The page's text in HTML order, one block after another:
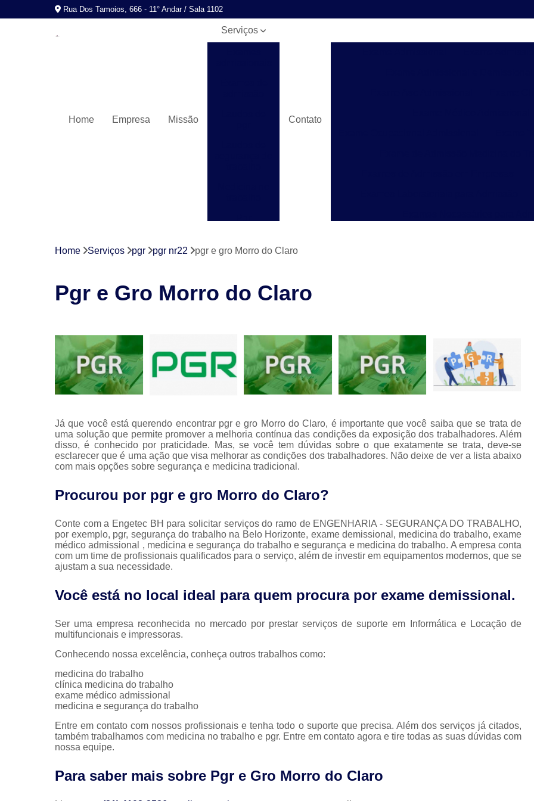
Rua Dos Tamoios, 666 - 11° Andar / Sala 1102
Home Empresa Missão
Serviços
de controle
Segurança
Contato
Laudos Técnicos de Pgr
Laudo de Segurança no Trabalho
Laudo Técnico de Segurança do Trabalho
Laudo Técnico Segurança do Trabalho
Laudos de Segurança
Laudos de Segurança e Medicina do
Laudos Segurança do Trabalho
Clínica de Segurança e Medicina do
Empresa de Medicina do Trabalho
Medicina do Trabalho em Nova Lima
Medicina do Trabalho Exame
Pgr e Gro
Pgr e Pcmso Pgr Esocial
Pgr Nr18
Pgr Nr22 Pgr Pcmso
Nr 07 Programa de
Nr 7 Programa de
Programa Controle
Programa de Controle
Programa de Controle Médico
Home Serviços pgr pgr nr22 pgr e gro Morro do Claro
Pgr e Gro Morro do Claro
Já que você está querendo encontrar pgr e gro Morro do Claro, é importante que você saiba que se trata de
uma solução que permite promover a melhoria contínua das condições da exposição dos trabalhadores. Além
disso, é conhecido por praticidade. Mas, se você tem dúvidas sobre o que exatamente se trata, deve-se
esclarecer que é uma ação que visa melhorar as condições dos trabalhadores. Não deixe de ver a lista abaixo
com mais opções sobre segurança e medicina tradicional.
Procurou por pgr e gro Morro do Claro?
Conte com a Engetec BH para solicitar serviços do ramo de ENGENHARIA - SEGURANÇA DO TRABALHO,
por exemplo, pgr, segurança do trabalho na Belo Horizonte, exame demissional, medicina do trabalho, exame
médico admissional , medicina e segurança do trabalho e segurança e medicina do trabalho. A empresa conta
com um time de profissionais qualificados para o serviço, além de investir em equipamentos modernos, que se
ajustam a sua necessidade.
Você está no local ideal para quem procura por exame demissional.
Ser uma empresa reconhecida no mercado por prestar serviços de suporte em Informática e Locação de
multifuncionais e impressoras.
Conhecendo nossa excelência, conheça outros trabalhos como:
medicina do trabalho
clínica medicina do trabalho
exame médico admissional
medicina e segurança do trabalho
Entre em contato com nossos profissionais e tenha todo o suporte que precisa. Além dos serviços já citados,
também trabalhamos com medicina no trabalho e pgr. Entre em contato agora e tire todas as suas dúvidas com
nossa equipe.
Para saber mais sobre Pgr e Gro Morro do Claro